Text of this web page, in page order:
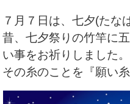
７月７日は、七夕(たな
昔、七夕祭りの竹竿に
い事をお祈りしました。
その糸のことを『願い